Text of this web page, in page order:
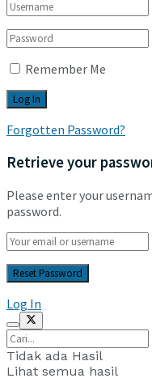
Remember Me
Forgotten Password?
Retrieve your
Please enter your
password.
Log In
Tidak ada Hasil
Lihat semua hasil